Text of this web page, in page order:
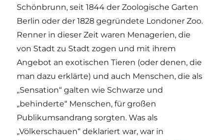
Schönbrunn, seit 1844 der Zoologische Garten
Berlin oder der 1828 gegründete Londoner Zoo.
Renner in dieser Zeit waren Menagerien, die
von Stadt zu Stadt zogen und mit ihrem
Angebot an exotischen Tieren (oder denen, die
man dazu erklärte) und auch Menschen, die als
„Sensation“ galten wie Schwarze und
„behinderte“ Menschen, für großen
Publikumsandrang sorgten. Was als
„Völkerschauen“ deklariert war, war in